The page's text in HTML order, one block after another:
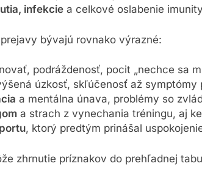
infekciea celkové oslabenie imunity
bývajú rovnako výrazné:
podráždenosť, pocit „nechce sa
úzkosť, skľúčenosť až symptómy
a mentálna únava, problémy so
a strach z vynechania tréningu, aj
, ktorý predtým prinášal
zhrnutie príznakov do prehľadnej